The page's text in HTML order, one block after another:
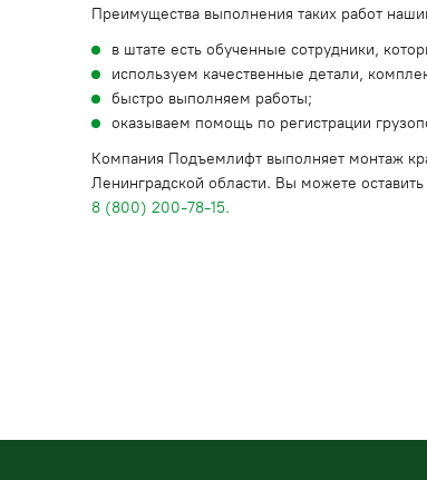
Преимущества выполнения таких работ
в штате есть обученные сотрудники,
используем качественные детали,
быстро выполняем работы;
оказываем помощь по регистрации
Компания Подъемлифт выполняет монтаж
Ленинградской области. Вы можете
8 (800) 200-78-15.